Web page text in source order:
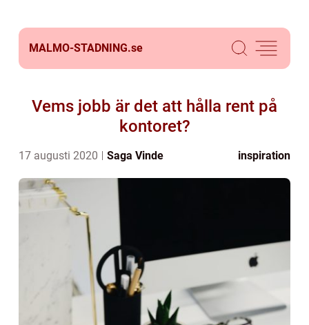
MALMO-STADNING.se
Vems jobb är det att hålla rent på
kontoret?
17 augusti 2020 Saga Vinde inspiration